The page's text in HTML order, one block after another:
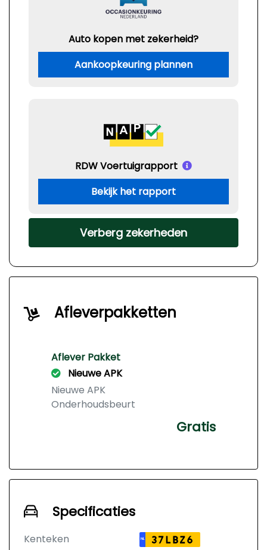
Auto kopen met zekerheid?
Aankoopkeuring plannen
RDW Voertuigrapport
Bekijk het rapport
Verberg zekerheden
Afleverpakketten
Aflever Pakket
Nieuwe APK
Nieuwe APK
Onderhoudsbeurt
Gratis
Specificaties
Kenteken NL 37LBZ6